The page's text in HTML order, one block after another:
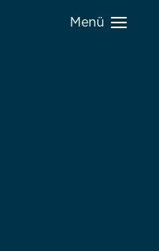
Menü